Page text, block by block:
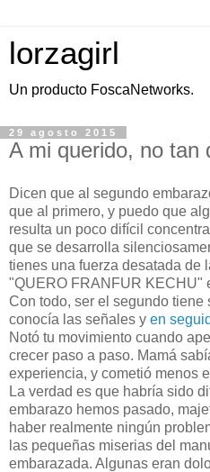
lorzagirl
Un producto FoscaNetworks.
29 agosto 2015
A mi querido, no tan
Dicen que al segundo
que al primero, y puedo que
resulta un poco difícil
que se desarrolla
tienes una fuerza desatada de
"QUERO FRANFUR KECHU"
Con todo, ser el segundo tiene
conocía las señales y en
Notó tu movimiento cuando
crecer paso a paso. Mamá
experiencia, y cometió menos
La verdad es que habría sido
embarazo hemos pasado,
haber realmente ningún
las pequeñas miserias del
embarazada. Algunas eran